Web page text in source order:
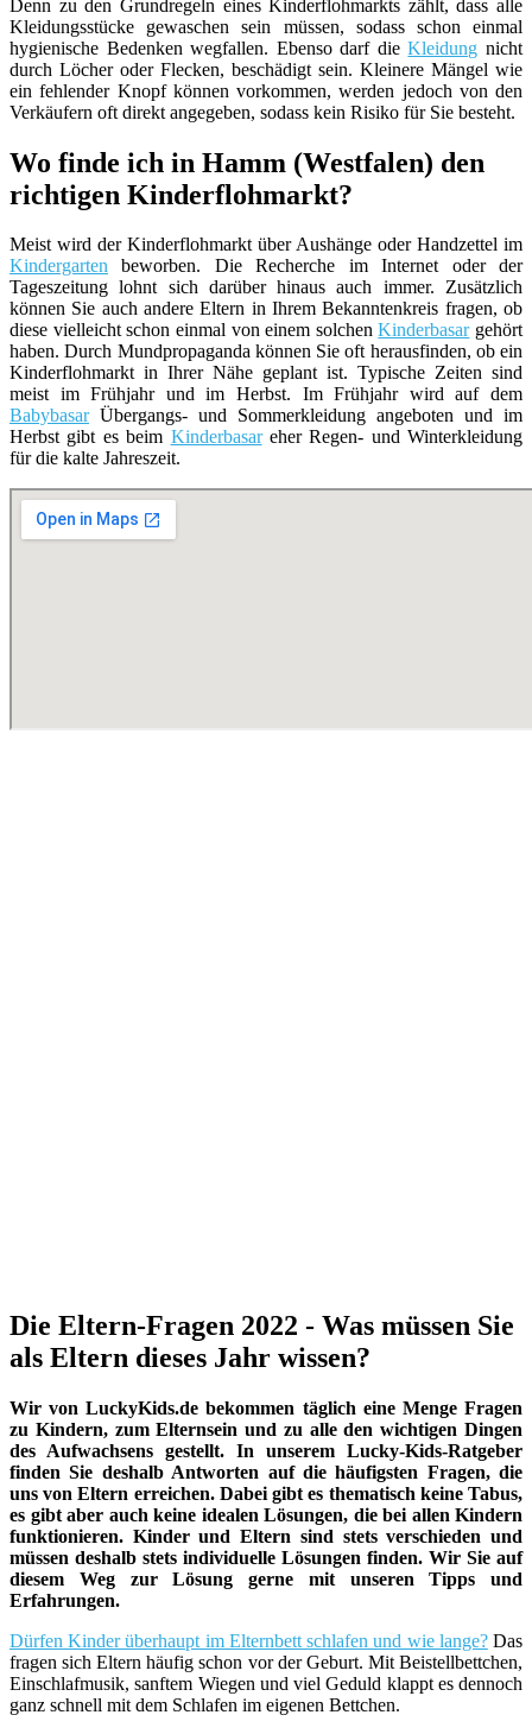
Denn zu den Grundregeln eines Kinderflohmarkts zählt, dass alle
Kleidungsstücke gewaschen sein müssen, sodass schon einmal
hygienische Bedenken wegfallen. Ebenso darf dieKleidung nicht
durch Löcher oder Flecken, beschädigt sein. Kleinere Mängel wie
ein fehlender Knopf können vorkommen, werden jedoch von den
Verkäufern oft direkt angegeben, sodass kein Risiko für Sie besteht.
Wo finde ich in Hamm (Westfalen) den
richtigen Kinderflohmarkt?
Meist wird der Kinderflohmarkt über Aushänge oder Handzettel im
Kindergarten beworben. Die Recherche im Internet oder der
Tageszeitung lohnt sich darüber hinaus auch immer. Zusätzlich
können Sie auch andere Eltern in Ihrem Bekanntenkreis fragen, ob
diese vielleicht schon einmal von einem solchenKinderbasargehört
haben. Durch Mundpropaganda können Sie oft herausfinden, ob ein
Kinderflohmarkt in Ihrer Nähe geplant ist. Typische Zeiten sind
meist im Frühjahr und im Herbst. Im Frühjahr wird auf dem
BabybasarÜbergangs- und Sommerkleidung angeboten und im
Herbst gibt es beim Kinderbasareher Regen- und Winterkleidung
für die kalte Jahreszeit.
Die Eltern-Fragen 2022 - Was müssen Sie
als Eltern dieses Jahr wissen?
Wir von LuckyKids.de bekommen täglich eine Menge Fragen
zu Kindern, zum Elternsein und zu alle den wichtigen Dingen
des Aufwachsens gestellt. In unserem Lucky-Kids-Ratgeber
finden Sie deshalb Antworten auf die häufigsten Fragen, die
uns von Eltern erreichen. Dabei gibt es thematisch keine Tabus,
es gibt aber auch keine idealen Lösungen, die bei allen Kindern
funktionieren. Kinder und Eltern sind stets verschieden und
müssen deshalb stets individuelle Lösungen finden. Wir Sie auf
diesem Weg zur Lösung gerne mit unseren Tipps und
Erfahrungen.
Dürfen Kinder überhaupt im Elternbett schlafen und wie lange?Das
fragen sich Eltern häufig schon vor der Geburt. Mit Beistellbettchen,
Einschlafmusik, sanftem Wiegen und viel Geduld klappt es dennoch
ganz schnell mit dem Schlafen im eigenen Bettchen.